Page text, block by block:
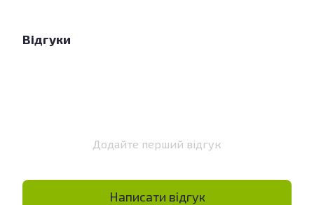
Відгуки
Додайте перший відгук
Написати відгук